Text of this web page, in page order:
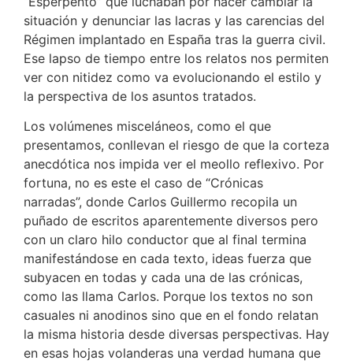
situación y denunciar las lacras y las carencias del
Régimen implantado en España tras la guerra civil.
Ese lapso de tiempo entre los relatos nos permiten
ver con nitidez como va evolucionando el estilo y
la perspectiva de los asuntos tratados.
Los volúmenes misceláneos, como el que
presentamos, conllevan el riesgo de que la corteza
anecdótica nos impida ver el meollo reflexivo. Por
fortuna, no es este el caso de “Crónicas
narradas”, donde Carlos Guillermo recopila un
puñado de escritos aparentemente diversos pero
con un claro hilo conductor que al final termina
manifestándose en cada texto, ideas fuerza que
subyacen en todas y cada una de las crónicas,
como las llama Carlos. Porque los textos no son
casuales ni anodinos sino que en el fondo relatan
la misma historia desde diversas perspectivas. Hay
en esas hojas volanderas una verdad humana que